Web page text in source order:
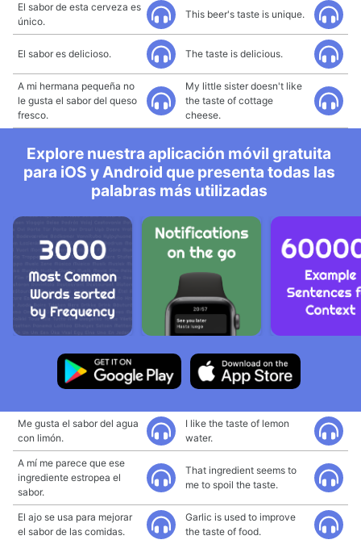
El sabor de esta cerveza es
único.
This beer's taste is unique.
El sabor es delicioso. The taste is delicious.
A mi hermana pequeña no
le gusta el sabor del queso
fresco.
My little sister doesn't like
the taste of cottage
cheese.
Explore nuestra aplicación móvil gratuita
para iOS y Android que presenta todas las
palabras más utilizadas
Me gusta el sabor del agua
con limón.
I like the taste of lemon
water.
A mí me parece que ese
ingrediente estropea el
sabor.
That ingredient seems to
me to spoil the taste.
El ajo se usa para mejorar
el sabor de las comidas.
Garlic is used to improve
the taste of food.